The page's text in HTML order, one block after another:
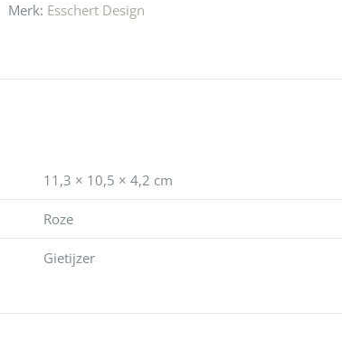
Merk: Esschert Design
11,3 × 10,5 × 4,2 cm
Roze
Gietijzer